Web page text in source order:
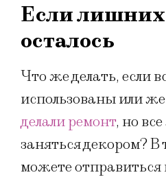
Если лишних
осталось
Что же делать, если
использованы или
делали ремонт, но
заняться декором? В
можете отправиться